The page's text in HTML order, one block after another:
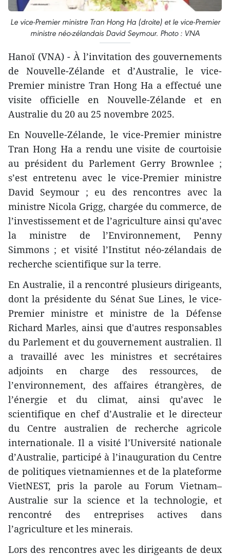
Le vice-Premier ministre Tran Hong Ha (droite) et le vice-Premier
ministre néo-zélandais David Seymour. Photo : VNA
Hanoï (VNA) - À l’invitation des gouvernements
de Nouvelle-Zélande et d’Australie, le vice-
Premier ministre Tran Hong Ha a effectué une
visite officielle en Nouvelle-Zélande et en
Australie du 20 au 25 novembre 2025.
En Nouvelle-Zélande, le vice-Premier ministre
Tran Hong Ha a rendu une visite de courtoisie
au président du Parlement Gerry Brownlee ;
s’est entretenu avec le vice-Premier ministre
David Seymour ; eu des rencontres avec la
ministre Nicola Grigg, chargée du commerce, de
l’investissement et de l’agriculture ainsi qu’avec
la ministre de l’Environnement, Penny
Simmons ; et visité l’Institut néo-zélandais de
recherche scientifique sur la terre.
En Australie, il a rencontré plusieurs dirigeants,
dont la présidente du Sénat Sue Lines, le vice-
Premier ministre et ministre de la Défense
Richard Marles, ainsi que d'autres responsables
du Parlement et du gouvernement australien. Il
a travaillé avec les ministres et secrétaires
adjoints en charge des ressources, de
l’environnement, des affaires étrangères, de
l’énergie et du climat, ainsi qu’avec le
scientifique en chef d’Australie et le directeur
du Centre australien de recherche agricole
internationale. Il a visité l’Université nationale
d’Australie, participé à l’inauguration du Centre
de politiques vietnamiennes et de la plateforme
VietNEST, pris la parole au Forum Vietnam–
Australie sur la science et la technologie, et
rencontré des entreprises actives dans
l’agriculture et les minerais.
Lors des rencontres avec les dirigeants de deux